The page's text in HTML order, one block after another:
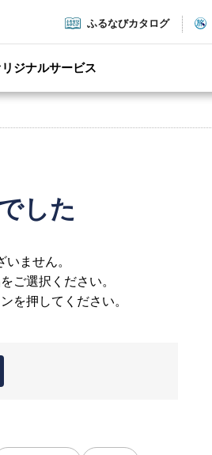
ふるなびカタログ
ジナルサービス
した
ません。
ご選択ください。
を押してください。